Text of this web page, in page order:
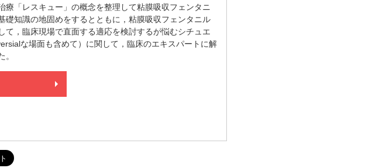
療「レスキュー」の概念を整理して粘膜吸収フェンタニ
礎知識の地固めをするとともに，粘膜吸収フェンタニル
て，臨床現場で直面する適応を検討するが悩むシチュエ
な場面も含めて）に関して，臨床のエキスパートに解
。